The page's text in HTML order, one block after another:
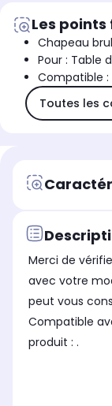
Les
Chapeau
Pour : Table
Compatible :
Toutes les
Merci de
avec votre
peut vous
Compatible avec
produit : .